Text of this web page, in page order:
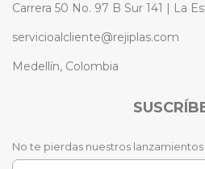
Carrera 50 No. 97 B Sur 141 | La
servicioalcliente@rejiplas.com
Medellín, Colombia
No te pierdas nuestros lanzamientos